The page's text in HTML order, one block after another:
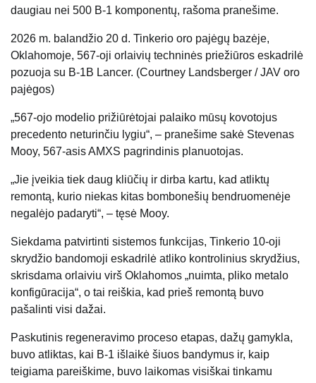
daugiau nei 500 B-1 komponentų, rašoma pranešime.
2026 m. balandžio 20 d. Tinkerio oro pajėgų bazėje,
Oklahomoje, 567-oji orlaivių techninės priežiūros eskadrilė
pozuoja su B-1B Lancer. (Courtney Landsberger / JAV oro
pajėgos)
„567-ojo modelio prižiūrėtojai palaiko mūsų kovotojus
precedento neturinčiu lygiu“, – pranešime sakė Stevenas
Mooy, 567-asis AMXS pagrindinis planuotojas.
„Jie įveikia tiek daug kliūčių ir dirba kartu, kad atliktų
remontą, kurio niekas kitas bombonešių bendruomenėje
negalėjo padaryti“, – tęsė Mooy.
Siekdama patvirtinti sistemos funkcijas, Tinkerio 10-oji
skrydžio bandomoji eskadrilė atliko kontrolinius skrydžius,
skrisdama orlaiviu virš Oklahomos „nuimta, pliko metalo
konfigūracija“, o tai reiškia, kad prieš remontą buvo
pašalinti visi dažai.
Paskutinis regeneravimo proceso etapas, dažų gamykla,
buvo atliktas, kai B-1 išlaikė šiuos bandymus ir, kaip
teigiama pareiškime, buvo laikomas visiškai tinkamu